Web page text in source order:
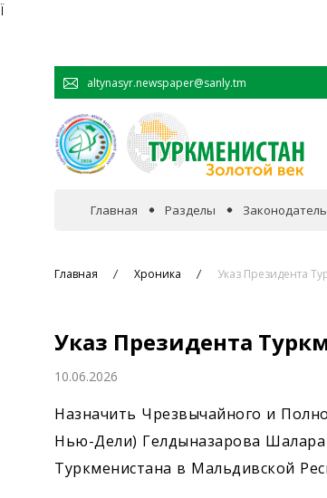
Ï
altynasyr.newspaper@sanly.tm
Главная Разделы
Сотрудничество
Экономика
Общество
Главная Хроника Указ Президента
Указ Президента
10.06.2026
Назначить Чрезвычайного и
Нью-Дели) Гелдыназарова
Туркменистана в Мальдивской